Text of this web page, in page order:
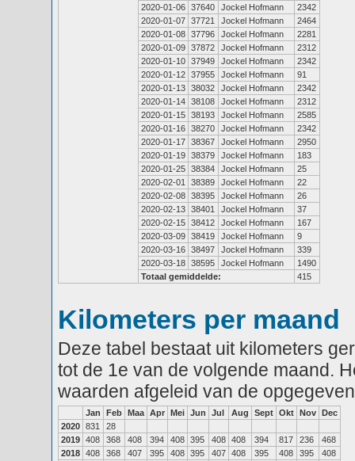
2020-01-06 37640 Jockel Hofmann
2342
2020-01-07 37721 Jockel Hofmann
2464
2020-01-08 37796 Jockel Hofmann
2281
2020-01-09 37872 Jockel Hofmann
2312
2020-01-10 37949 Jockel Hofmann
2342
2020-01-12 37955 Jockel Hofmann
91
2020-01-13 38032 Jockel Hofmann
2342
2020-01-14 38108 Jockel Hofmann
2312
2020-01-15 38193 Jockel Hofmann
2585
2020-01-16 38270 Jockel Hofmann
2342
2020-01-17 38367 Jockel Hofmann
2950
2020-01-19 38379 Jockel Hofmann
183
2020-01-25 38384 Jockel Hofmann
25
2020-02-01
38389 Jockel Hofmann
22
2020-02-08 38395 Jockel Hofmann
26
2020-02-13 38401 Jockel Hofmann
37
2020-02-15 38412 Jockel Hofmann
167
2020-03-09 38419 Jockel Hofmann
9
2020-03-16 38497 Jockel Hofmann
339
2020-03-18 38595 Jockel Hofmann
1490
Totaal gemiddelde:
415
Kilometers per maand
Deze tabel bestaat uit kilometers
tot de 1e van de volgende maand.
waarden afgeleid van de
Jan Feb Maa Apr Mei Jun Jul Aug Sept Okt Nov Dec
2020 831
28
2019 408 368 408 394 408 395 408 408 394 817 236
468
2018 408 368 407 395 408 395 407 408 395 408 395
408